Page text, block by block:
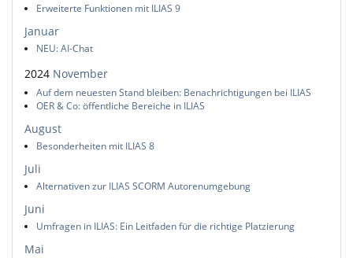
Erweiterte Funktionen mit ILIAS 9
Januar
NEU: AI-Chat
2024 November
Auf dem neuesten Stand bleiben: Benachrichtigungen bei ILIAS
OER & Co: öffentliche Bereiche in ILIAS
August
Besonderheiten mit ILIAS 8
Juli
Alternativen zur ILIAS SCORM Autorenumgebung
Juni
Umfragen in ILIAS: Ein Leitfaden für die richtige Platzierung
Mai